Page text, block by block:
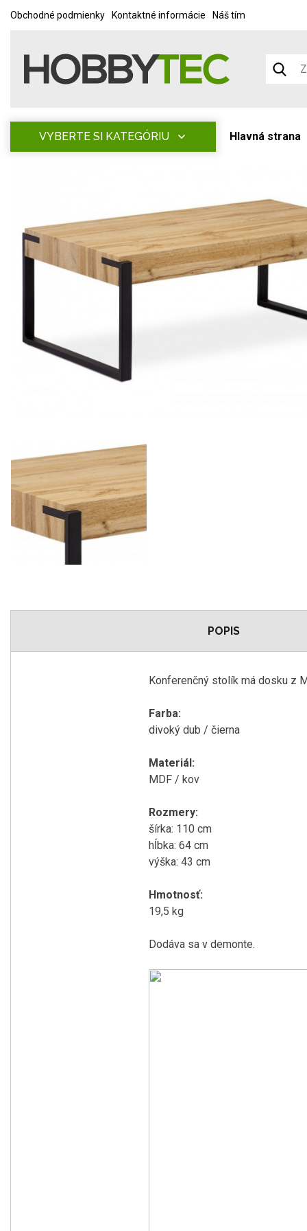
Obchodné podmienky Kontaktné informácie Náš tím
VYBERTE SI KATEGÓRIU Hlavná strana
POPIS
Konferenčný stolík má dosku z
Farba:
divoký dub / čierna
Materiál:
MDF / kov
Rozmery:
šírka: 110 cm
hĺbka: 64 cm
výška: 43 cm
Hmotnosť:
19,5 kg
Dodáva sa v demonte.